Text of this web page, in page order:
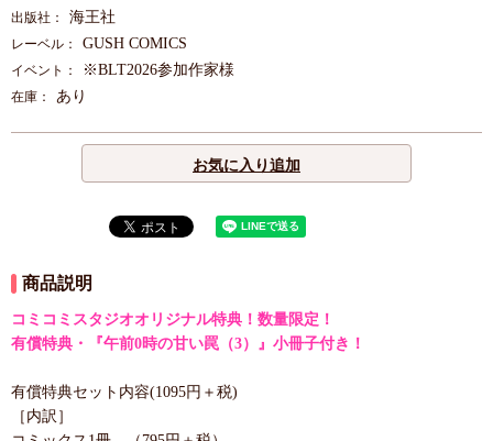
出版社： 海王社
レーベル： GUSH COMICS
イベント： ※BLT2026参加作家様
在庫： あり
お気に入り追加
商品説明
コミコミスタジオオリジナル特典！数量限定！
有償特典・『午前0時の甘い罠（3）』小冊子付き！
有償特典セット内容(1095円＋税)
［内訳］